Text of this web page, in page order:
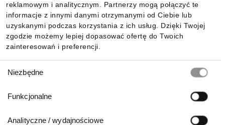
reklamowym i analitycznym. Partnerzy mogą połączyć te
informacje z innymi danymi otrzymanymi od Ciebie lub
uzyskanymi podczas korzystania z ich usług. Dzięki Twojej
zgodzie możemy lepiej dopasować ofertę do Twoich
zainteresowań i preferencji.
zgody
Niezbędne
Funkcjonalne
Analityczne / wydajnościowe
Pobierz naszą aplikację mobilną: